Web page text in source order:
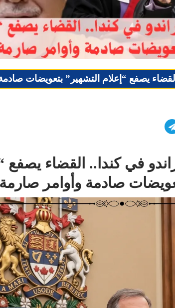
يصفع “إعلام التشهير” بتعويضات
في كندا.. القضاء يصفع
صادمة وأوامر صارمة